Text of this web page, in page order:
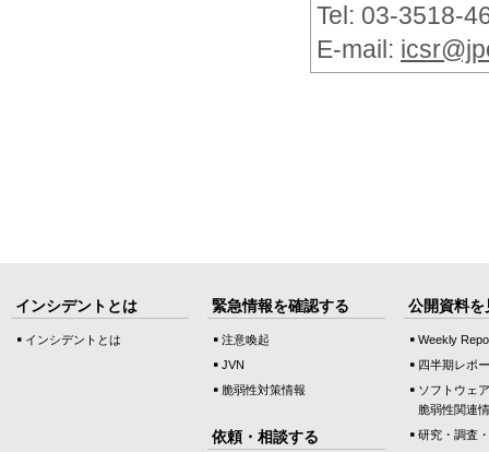
Tel: 03-3518-
E-mail:
インシデントとは
インシデントとは
緊急情報を確認する
注意喚起
JVN
脆弱性対策情報
依頼・相談する
公開資料を
Weekly
四半期レポ
ソフトウェ
脆弱性関連
研究・調査